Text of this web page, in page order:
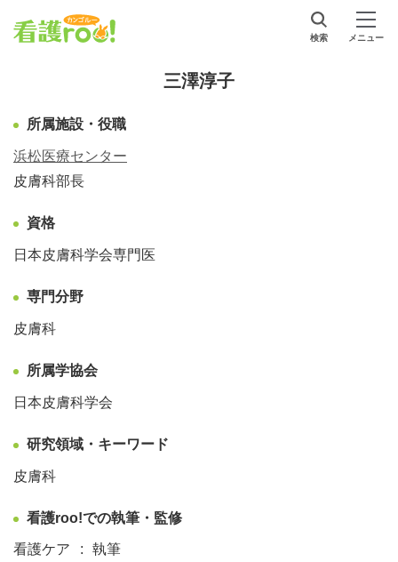
検索 メニュー
三澤淳子
所属施設・役職
浜松医療センター
皮膚科部長
資格
日本皮膚科学会専門医
専門分野
皮膚科
所属学協会
日本皮膚科学会
研究領域・キーワード
皮膚科
看護roo!での執筆・監修
看護ケア 執筆